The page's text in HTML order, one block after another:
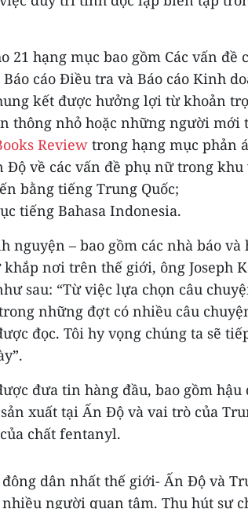
21 hạng mục bao gồm Các vấn đề
cáo Điều tra và Báo cáo Kinh
kết được hưởng lợi từ khoản
thông nhỏ hoặc những người mới
Review trong hạng mục phản
Độ về các vấn đề phụ nữ trong khu
​​bằng tiếng Trung Quốc;
tiếng Bahasa Indonesia.
nguyện – bao gồm các nhà báo và
nơi trên thế giới, ông Joseph
sau: “Từ việc lựa chọn câu
những đợt có nhiều câu
đọc. Tôi hy vọng chúng ta sẽ
đưa tin hàng đầu, bao gồm hậu
xuất tại Ấn Độ và vai trò của
chất fentanyl.
dân nhất thế giới- Ấn Độ và
người quan tâm. Thu hút sự